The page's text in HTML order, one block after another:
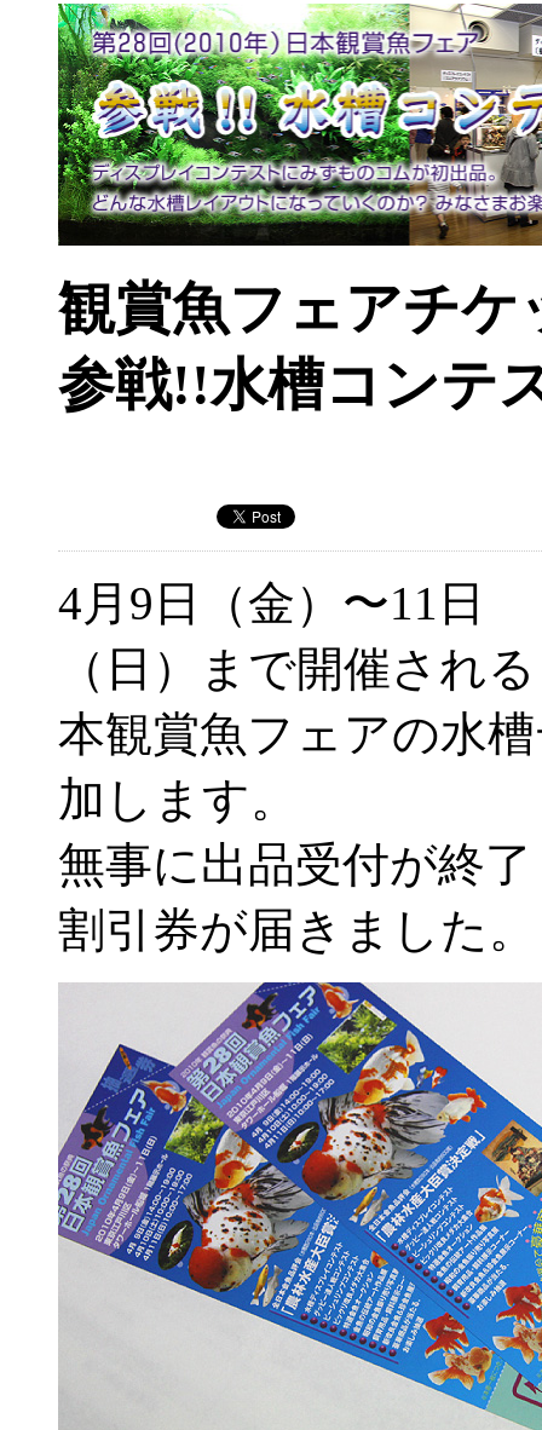
観賞魚フェアチ
参戦!!水槽コンテ
4月9日（金）〜11日
（日）まで開催され
本観賞魚フェアの水
加します。
無事に出品受付が終
割引券が届きました。